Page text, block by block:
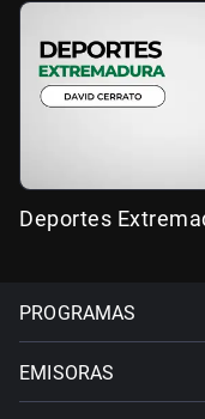
Deportes
PROGRAMAS
EMISORAS